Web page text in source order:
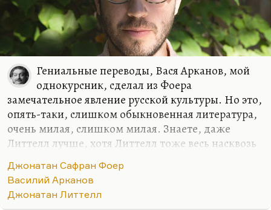
Гениальные переводы, Вася Арканов, мой
однокурсник, сделал из Фоера
замечательное явление русской культуры. Но это,
опять-таки, слишком обыкновенная литература,
очень милая, слишком милая. Знаете, даже
Литтелл лучше, хотя Литтелл тоже весь насквозь
хотя тоже в центре русско-еврейская тема. В
общем, одни переписывают Эренбурга по одним
лекалам, другие – по другим, но те и другие
Джонатан Сафран Фоер
Василий Арканов
Джонатан Литтелл